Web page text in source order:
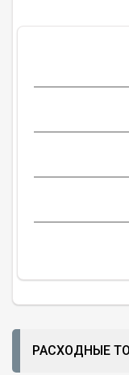
РАСХОДНЫЕ